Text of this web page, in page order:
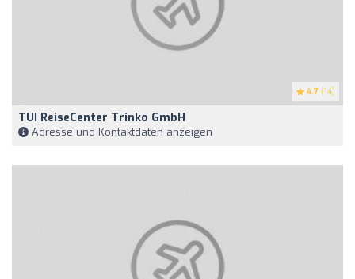
4.7 (14)
TUI ReiseCenter Trinko GmbH
Adresse und Kontaktdaten anzeigen